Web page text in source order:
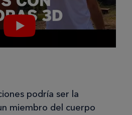
podría ser la
miembro del cuerpo